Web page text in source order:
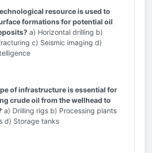
resource is used to
formations for potential oil
a) Horizontal drilling b)
c) Seismic imaging d)
of infrastructure is essential for
crude oil from the wellhead to
a) Drilling rigs b) Processing plants
d) Storage tanks